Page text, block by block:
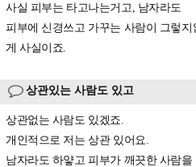
사실 피부는 타고나는거고, 남자라도
피부에 신경쓰고 가꾸는 사람이 그렇
게 사실이죠.
상관있는 사람도 있고
상관없는 사람도 있겠죠.
개인적으로 저는 상관 있어요.
남자라도 하얗고 피부가 깨끗한 사람을